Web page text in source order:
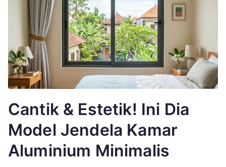
Cantik & Estetik! Ini Dia
Model Jendela Kamar
Aluminium Minimalis